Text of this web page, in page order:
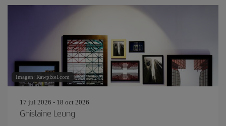
Imagen: Rawpixel.com
17 jul 2026 - 18 oct 2026
Ghislaine Leung